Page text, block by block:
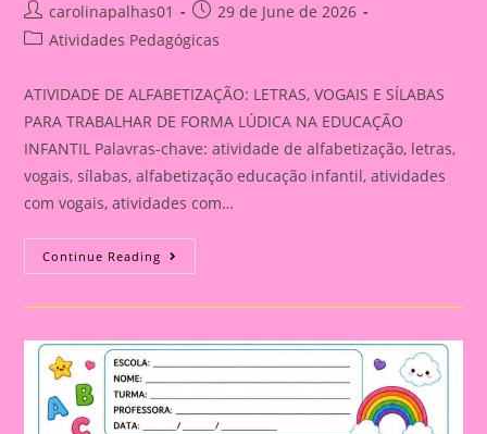
Post
author:
carolinapalhas01
Post
published:
29 de June de 2026
PostAtividades Pedagógicas
ATIVIDADE DE ALFABETIZAÇÃO: LETRAS, VOGAIS E SÍLABAS
PARA TRABALHAR DE FORMA LÚDICA NA EDUCAÇÃO
INFANTIL Palavras-chave: atividade de alfabetização, letras,
vogais, sílabas, alfabetização educação infantil, atividades
com vogais, atividades com…
Continue Reading ATIVIDADE
DE
LETRAS,
SÍLABAS
PARA
TRABALHAR
DE
FORMA
LÚDICA